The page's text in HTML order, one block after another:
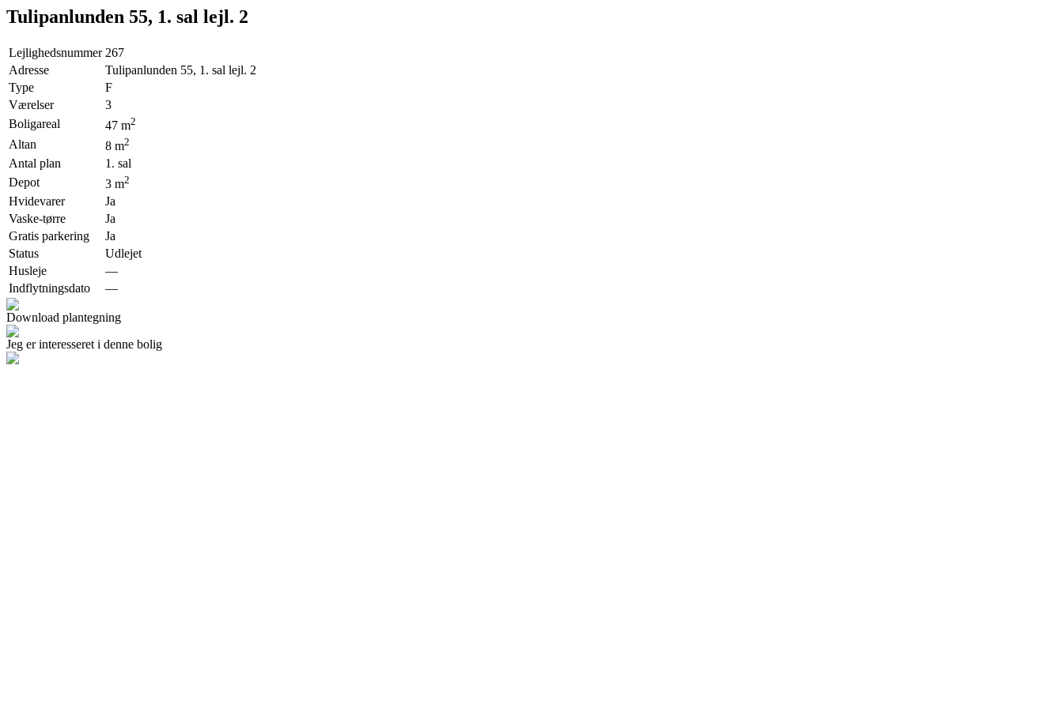
Tulipanlunden 55, 1. sal lejl. 2
Lejlighedsnummer 267
Adresse
Tulipanlunden 55, 1. sal lejl. 2
Type
F
Værelser
3
Boligareal
47 m2
Altan 8 m2
Antal plan
1. sal
Depot
3 m2
Hvidevarer
Ja
Vaske-tørre
Ja
Gratis parkering
Ja
Status
Udlejet
Husleje
—
Indflytningsdato
—
Download plantegning
Jeg er interesseret i denne bolig